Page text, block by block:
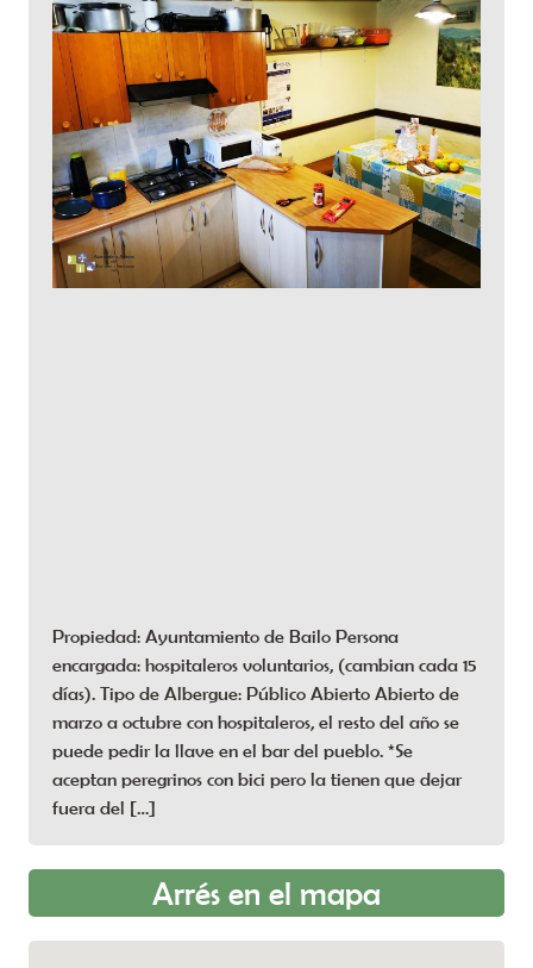
Santiago, los de Arrés situaron el
asentamiento de Santa Columba (siglo X), el
molino (siglo X) y los corrales de Arrés, que
pudieron corresponder a otra antigua aldea
o villar, a juzgar por el cercano topónimo de
manantial de Villalarro (trasposición de
Villarraro):
– ALBERGUERÍA DE SANTA COLUMBA
DE ARRÉS
En el siglo XI el monasteriolo y otras
propiedades en el lugar fueron adquiridas
vida monacal, los de Leire lo debieron
reconvertir en un pequeño albergue, centro
de acogida para pobres y peregrinos,
Propiedad: Ayuntamiento de Bailo Persona
encargada: hospitaleros voluntarios, (cambian cada 15
días). Tipo de Albergue: Público Abierto Abierto de
marzo a octubre con hospitaleros, el resto del año se
puede pedir la llave en el bar del pueblo. *Se
aceptan peregrinos con bici pero la tienen que dejar
fuera del […]
Arrés en el mapa